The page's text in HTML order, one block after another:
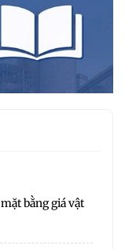
bằng giá vật